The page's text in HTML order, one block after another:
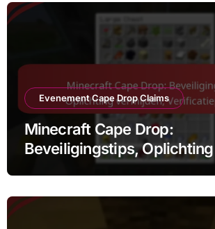
Evenement Cape Drop Claims
Minecraft Cape Drop:
Beveiligingstips, Oplichting
vermijden, Verificatieproces